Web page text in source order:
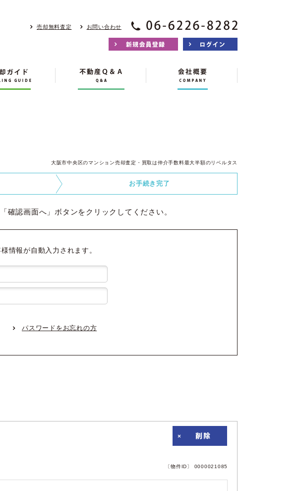
売却無料査定 お問い合わせ
大阪市中央区のマンション売却査定・買取は仲介手数料最大半額のリベルタス
お手続き 完了
確認画面へ」ボタンをクリックしてください。
情報が自動入力されます。
パスワードをお忘れの方
〔物件ID〕 0000021085